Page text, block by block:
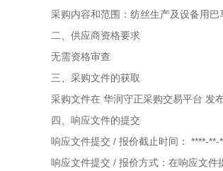
采购内容和范围：纺丝生产及设备用
二、供应商资格要求
无需资格审查
三、采购文件的获取
采购文件在 华润守正采购交易平台 发
四、响应文件的提交
响应文件提交 / 报价截止时间： ****-**-
响应文件提交 / 报价方式：在响应文件